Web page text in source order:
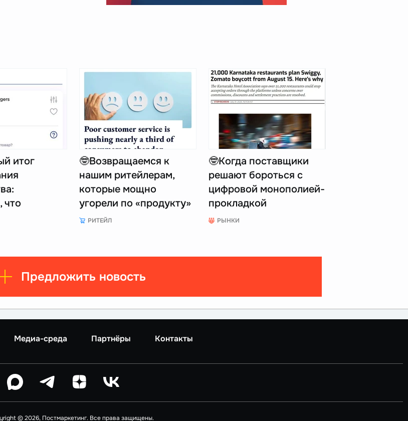
итог
что
🤓Возвращаемся к
нашим ритейлерам,
которые мощно
угорели по «продукту»
РИТЕЙЛ
🤓Когда поставщики
решают бороться с
цифровой монополией-
прокладкой
РЫНКИ
Предложить новость
Медиа-среда Партнёры Контакты
© 2026, Постмаркетинг. Все права защищены.